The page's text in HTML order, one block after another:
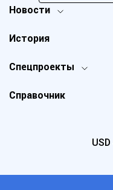
Новости
Спецпроекты
История
Справочник
USD